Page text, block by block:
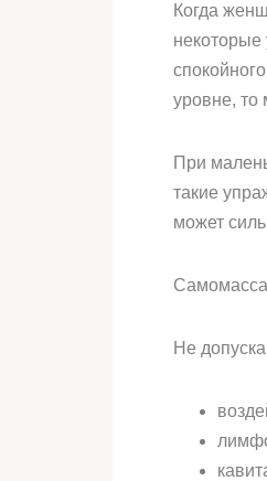
Когда
некоторые
уровне, то
При
такие
может
Не